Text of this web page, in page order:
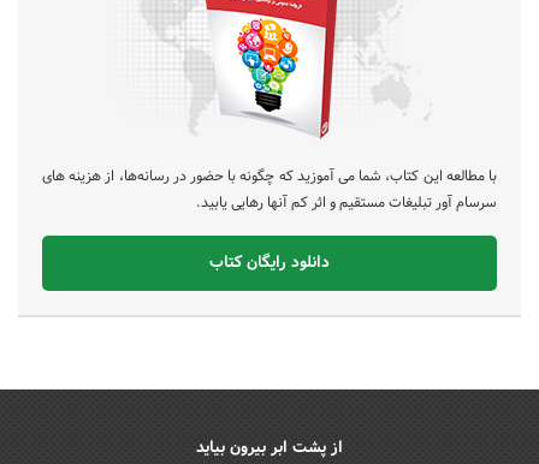
با مطالعه این کتاب، شما می آموزید که چگونه با حضور در رسانه‌ها، از هزینه های
سرسام آور تبلیغات مستقیم و اثر کم آنها رهایی یابید.
دانلود رایگان کتاب
از پشت ابر بیرون بیاید